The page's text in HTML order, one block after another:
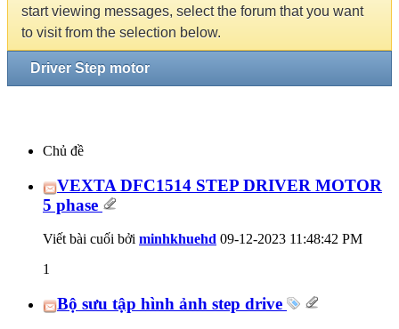
start viewing messages, select the forum that you want
to visit from the selection below.
Driver Step motor
Chủ đề
VEXTA DFC1514 STEP DRIVER MOTOR
5 phase
Viết bài cuối bởi minhkhuehd 09-12-2023 11:48:42 PM
1
Bộ sưu tập hình ảnh step drive